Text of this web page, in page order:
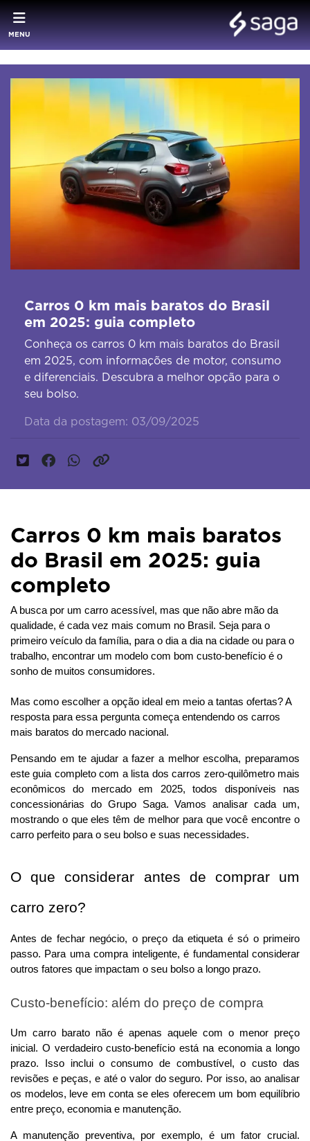
MENU
Carros 0 km mais baratos do Brasil
em 2025: guia completo
Conheça os carros 0 km mais baratos do Brasil
em 2025, com informações de motor, consumo
e diferenciais. Descubra a melhor opção para o
seu bolso.
Data da postagem: 03/09/2025
Carros 0 km mais baratos
do Brasil em 2025: guia
completo
A busca por um carro acessível, mas que não abre mão da
qualidade, é cada vez mais comum no Brasil. Seja para o
primeiro veículo da família, para o dia a dia na cidade ou para o
trabalho, encontrar um modelo com bom custo-benefício é o
sonho de muitos consumidores.
Mas como escolher a opção ideal em meio a tantas ofertas? A
resposta para essa pergunta começa entendendo os carros
mais baratos do mercado nacional.
Pensando em te ajudar a fazer a melhor escolha, preparamos
este guia completo com a lista dos carros zero-quilômetro mais
econômicos do mercado em 2025, todos disponíveis nas
concessionárias do Grupo Saga. Vamos analisar cada um,
mostrando o que eles têm de melhor para que você encontre o
carro perfeito para o seu bolso e suas necessidades.
O que considerar antes de comprar um
carro zero?
Antes de fechar negócio, o preço da etiqueta é só o primeiro
passo. Para uma compra inteligente, é fundamental considerar
outros fatores que impactam o seu bolso a longo prazo.
Custo-benefício: além do preço de compra
Um carro barato não é apenas aquele com o menor preço
inicial. O verdadeiro custo-benefício está na economia a longo
prazo. Isso inclui o consumo de combustível, o custo das
revisões e peças, e até o valor do seguro. Por isso, ao analisar
os modelos, leve em conta se eles oferecem um bom equilíbrio
entre preço, economia e manutenção.
A manutenção preventiva, por exemplo, é um fator crucial.